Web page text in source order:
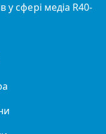
у сфері медіа R40-